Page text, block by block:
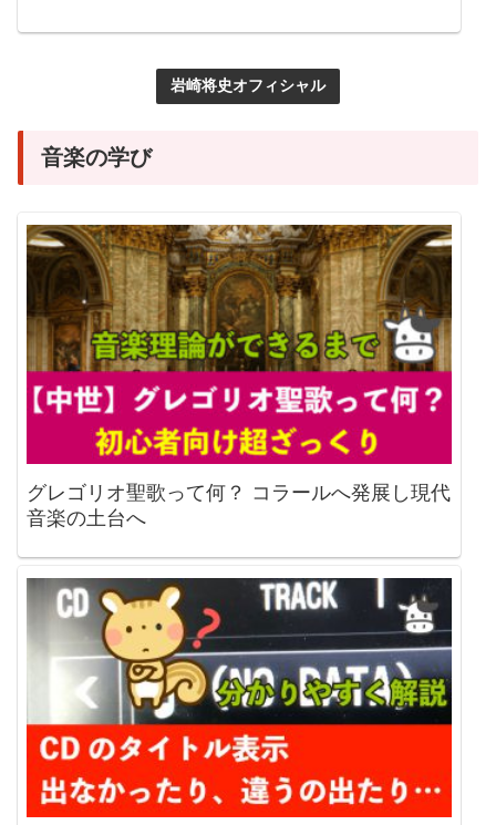
岩崎将史オフィシャル
音楽の学び
グレゴリオ聖歌って何？ コラールへ発展し現代
音楽の土台へ